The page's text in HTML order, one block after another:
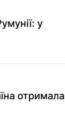
у
отримала